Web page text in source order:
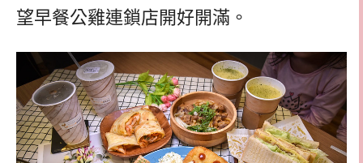
望早餐公雞連鎖店開好開滿。